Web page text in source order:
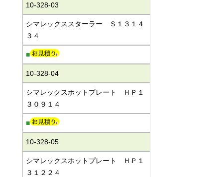
10-328-03
シマレックススターラー Ｓ１３１４
３４
■
10-328-04
シマレックスホットプレート ＨＰ１
３０９１４
■
10-328-05
シマレックスホットプレート ＨＰ１
３１２２４